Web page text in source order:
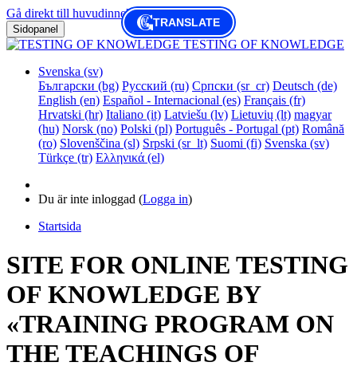
Gå direkt till huvudinnehåll
Sidopanel
TESTING OF KNOWLEDGE
Svenska ‎(sv)‎
Български ‎(bg)‎ Русский ‎(ru)‎ Српски ‎(sr_cr)‎ Deutsch ‎(de)‎
English ‎(en)‎ Español - Internacional ‎(es)‎ Français ‎(fr)‎
Hrvatski ‎(hr)‎ Italiano ‎(it)‎ Latviešu ‎(lv)‎ Lietuvių ‎(lt)‎ magyar
‎(hu)‎ Norsk ‎(no)‎ Polski ‎(pl)‎ Português - Portugal ‎(pt)‎ Română
‎(ro)‎ Slovenščina ‎(sl)‎ Srpski ‎(sr_lt)‎ Suomi ‎(fi)‎ Svenska ‎(sv)‎
Türkçe ‎(tr)‎ Ελληνικά ‎(el)‎
Du är inte inloggad (Logga in)
Startsida
SITE FOR ONLINE TESTING
OF KNOWLEDGE BY
«TRAINING PROGRAM ON
THE TEACHINGS OF
TRANSLATE